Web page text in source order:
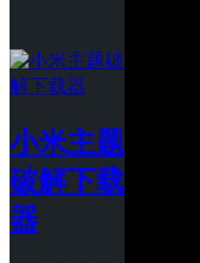
小米主题
破解下载
器